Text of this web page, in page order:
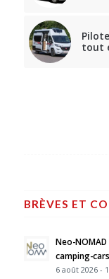
tout
BRÈVES ET
Neo-
camping-
6 août 2026 -